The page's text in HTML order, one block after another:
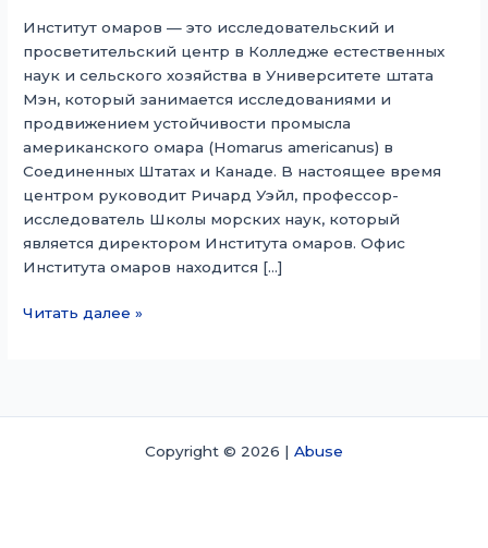
Институт омаров — это исследовательский и
просветительский центр в Колледже естественных
наук и сельского хозяйства в Университете штата
Мэн, который занимается исследованиями и
продвижением устойчивости промысла
американского омара (Homarus americanus) в
Соединенных Штатах и ​​Канаде. В настоящее время
центром руководит Ричард Уэйл, профессор-
исследователь Школы морских наук, который
является директором Института омаров. Офис
Института омаров находится […]
Институт
Читать далее »
Copyright © 2026 | Abuse